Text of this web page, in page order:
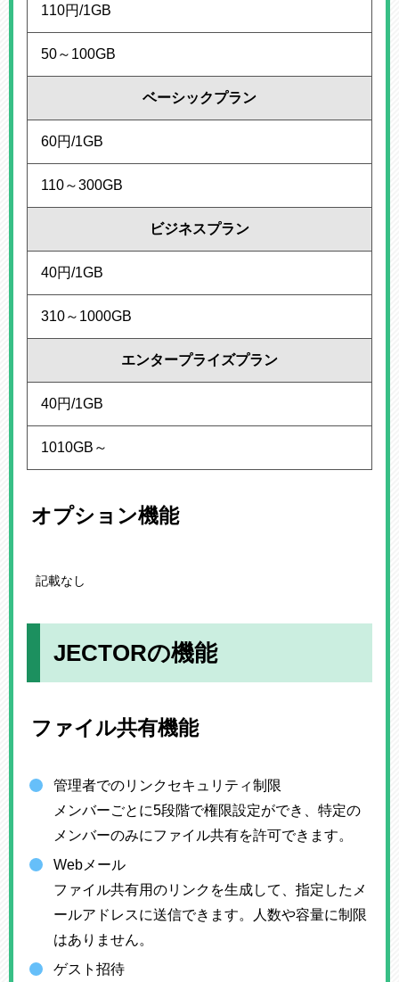
110円/1GB
50～100GB
ベーシックプラン
60円/1GB
110～300GB
ビジネスプラン
40円/1GB
310～1000GB
エンタープライズプラン
40円/1GB
1010GB～
オプション機能
記載なし
JECTORの機能
ファイル共有機能
管理者でのリンクセキュリティ制限
メンバーごとに5段階で権限設定ができ、特定の
メンバーのみにファイル共有を許可できます。
Webメール
ファイル共有用のリンクを生成して、指定したメ
ールアドレスに送信できます。人数や容量に制限
はありません。
ゲスト招待